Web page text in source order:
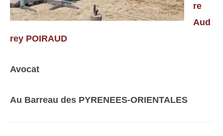
re
Aud
rey POIRAUD
Avocat
Au Barreau des PYRENEES-ORIENTALES